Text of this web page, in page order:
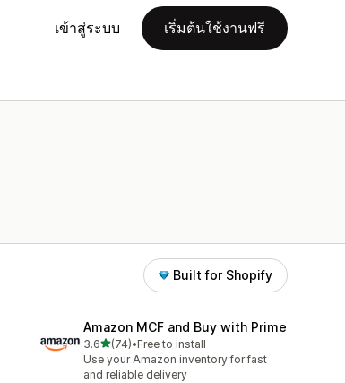
เข้าสู่ระบบ เริ่มต้นใช้งานฟรี
Built for Shopify
Amazon MCF and Buy with Prime
3.6เต็ม 5 ดาว
(74)
ทั้งหมด 74 รีวิว
•Free to install
Use your Amazon inventory for fast
and reliable delivery